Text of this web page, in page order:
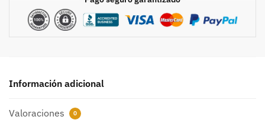
Información adicional
Valoraciones 0